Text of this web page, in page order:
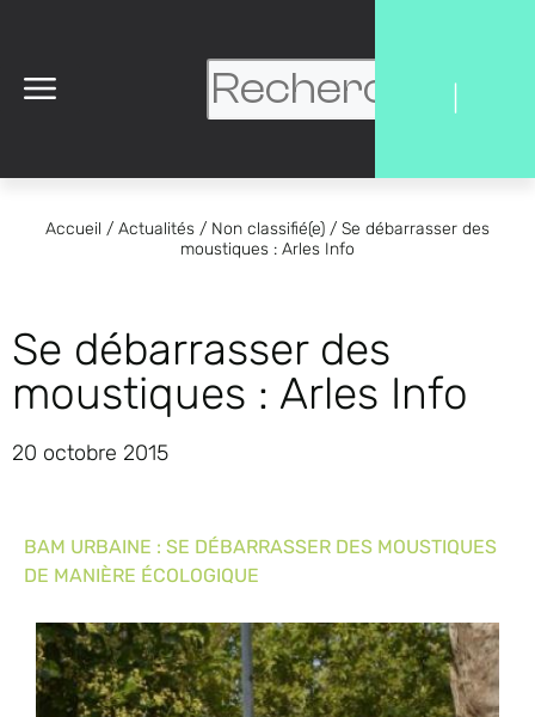
Accueil / Actualités / Non classifié(e) / Se débarrasser des
moustiques : Arles Info
Se débarrasser des
moustiques : Arles Info
20 octobre 2015
BAM URBAINE : SE DÉBARRASSER DES MOUSTIQUES
DE MANIÈRE ÉCOLOGIQUE